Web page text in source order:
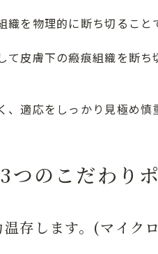
を物理的に断ち切ること
て皮膚下の瘢痕組織を断
適応をしっかり見極め慎
つのこだわり
存します。(マイク